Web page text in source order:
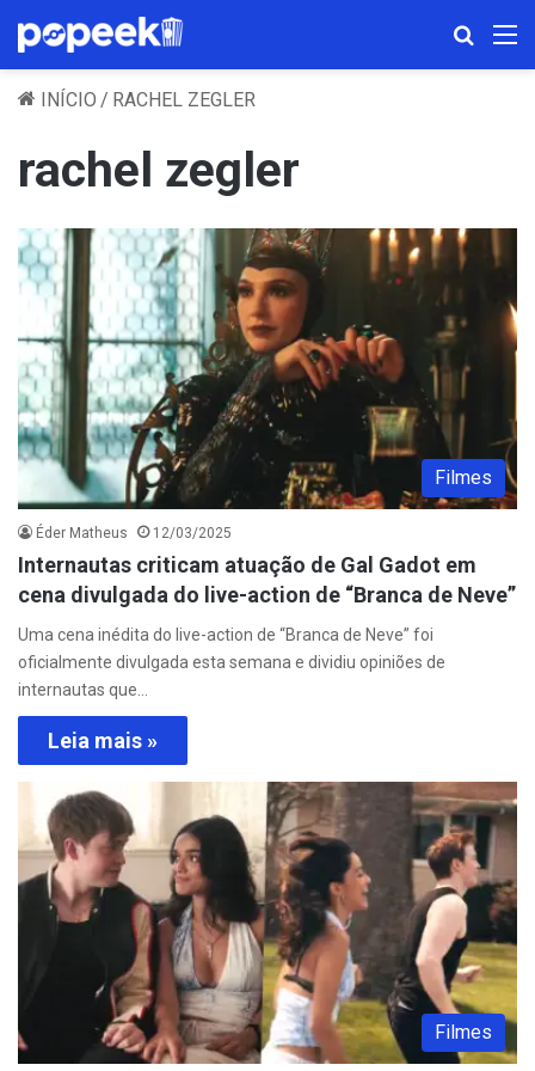
INÍCIO / RACHEL ZEGLER
rachel zegler
Filmes
Éder Matheus 12/03/2025
Internautas criticam atuação de Gal Gadot em
cena divulgada do live-action de “Branca de Neve”
Uma cena inédita do live-action de “Branca de Neve” foi
oficialmente divulgada esta semana e dividiu opiniões de
internautas que…
Leia mais »
Filmes